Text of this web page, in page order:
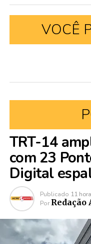
VOCÊ
TRT-14
com 23
Digital
Publicado 11
Por Redação